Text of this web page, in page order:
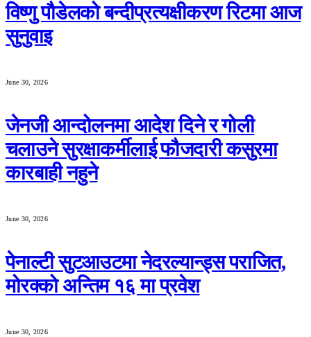
विष्णु पौडेलको बन्दीप्रत्यक्षीकरण रिटमा आज
सुनुवाइ
June 30, 2026
जेनजी आन्दोलनमा आदेश दिने र गोली
चलाउने सुरक्षाकर्मीलाई फौजदारी कसुरमा
कारबाही नहुने
June 30, 2026
पेनाल्टी सुटआउटमा नेदरल्यान्ड्स पराजित,
मोरक्को अन्तिम १६ मा प्रवेश
June 30, 2026